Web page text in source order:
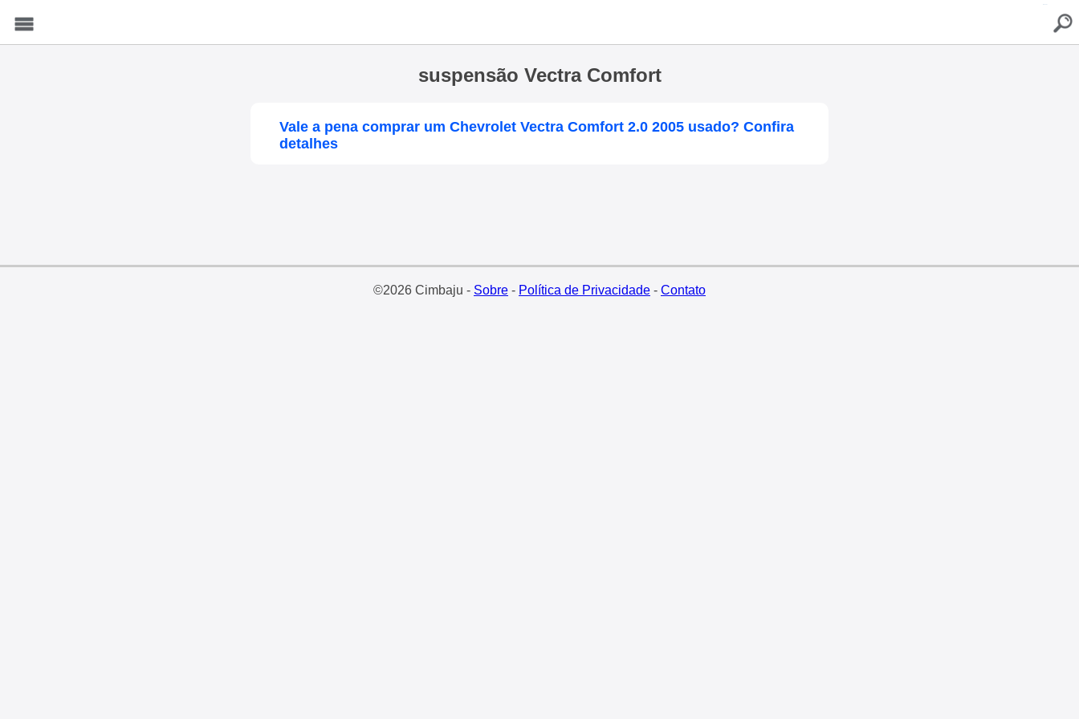
suspensão Vectra Comfort
Vale a pena comprar um Chevrolet Vectra Comfort 2.0 2005 usado? Confira
detalhes
©2026 Cimbaju - Sobre- Política de Privacidade- Contato